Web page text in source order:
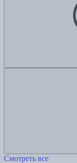
Смотреть все